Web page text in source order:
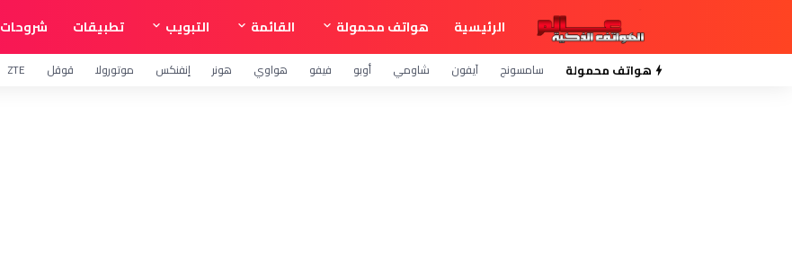
الرئيسية هواتف محمولة القائمة التبويب تطبيقات شروحات
هواتف محمولة سامسونج آيفون شاومي أوبو فيفو هواوي هونر إنفنكس موتورولا قوقل ZTE